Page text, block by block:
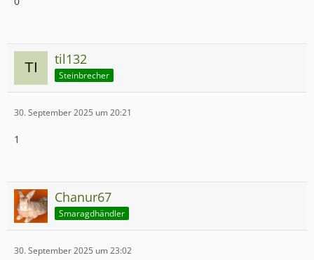
til132
Steinbrecher
30. September 2025 um 20:21
1
Chanur67
Smaragdhändler
30. September 2025 um 23:02